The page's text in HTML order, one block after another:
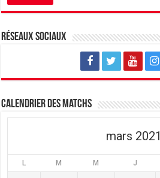
Réseaux sociaux
Calendrier des matchs
mars 2021
L M M J